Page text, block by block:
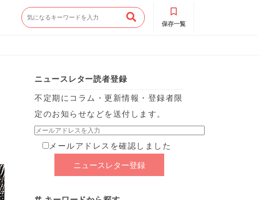
保存一覧
ニュースレター読者登録
不定期にコラム・更新情報・登録者限
定のお知らせなどを送付します。
メールアドレスを確認しました